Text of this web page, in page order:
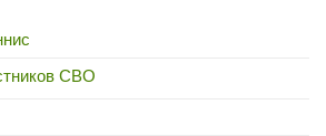
СВО